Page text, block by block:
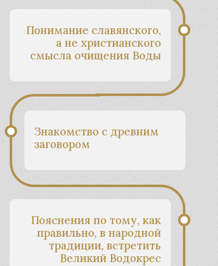
Понимание славянского,
а не христианского
смысла очищения Воды
Знакомство с древним
заговором
Пояснения по тому, как
правильно, в народной
традиции, встретить
Великий Водокрес